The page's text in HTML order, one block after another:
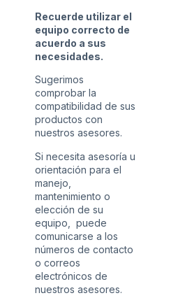
Recuerde utilizar el
equipo correcto de
acuerdo a sus
necesidades.
Sugerimos
comprobar la
compatibilidad de sus
productos con
nuestros asesores.
Si necesita asesoría u
orientación para el
manejo,
mantenimiento o
elección de su
equipo, puede
comunicarse a los
números de contacto
o correos
electrónicos de
nuestros asesores.